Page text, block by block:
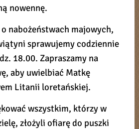
nowennę.
nabożeństwach majowych,
sprawujemy codziennie
18.00. Zapraszamy na
aby uwielbiać Matkę
Litanii loretańskiej.
wszystkim, którzy w
złożyli ofiarę do puszki